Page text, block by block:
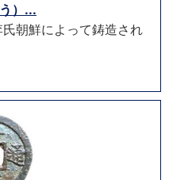
）...
朝鮮によって鋳造され